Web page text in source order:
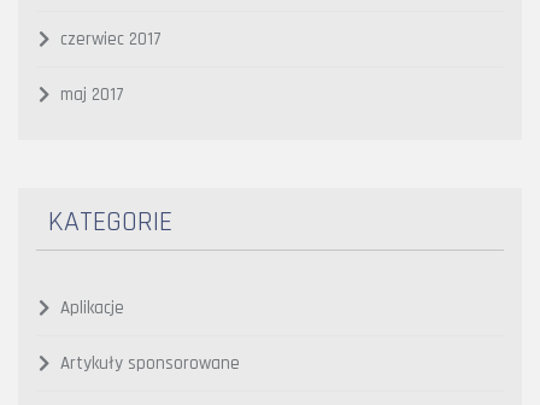
czerwiec 2017
maj 2017
KATEGORIE
Aplikacje
Artykuły sponsorowane